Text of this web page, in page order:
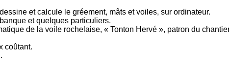
et calcule le gréement, mâts et voiles, sur ordinateur.
et quelques particuliers.
de la voile rochelaise, « Tonton Hervé », patron du
coûtant.